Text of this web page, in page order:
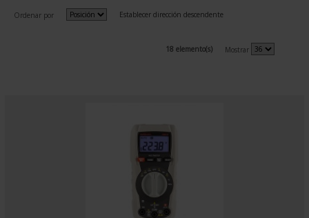
Ordenar por Establecer dirección descendente
18 elemento(s) Mostrar